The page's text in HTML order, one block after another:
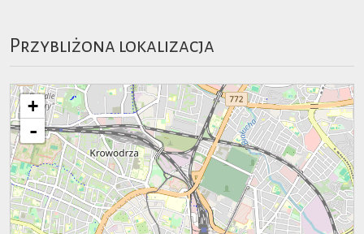
Przybliżona lokalizacja
+
-